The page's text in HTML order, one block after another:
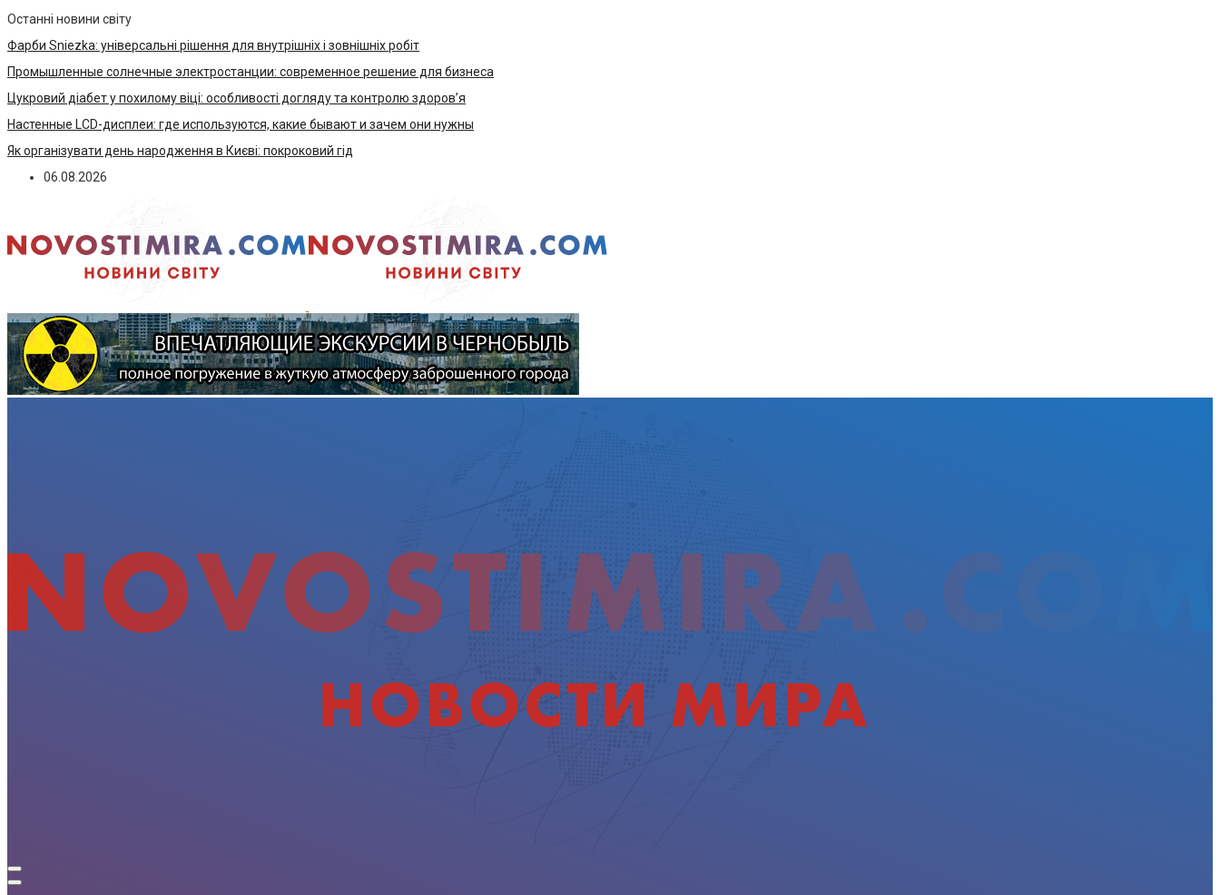
Останні новини світу
Фарби Sniezka: універсальні рішення для внутрішніх і зовнішніх робіт
Промышленные солнечные электростанции: современное решение для бизнеса
Цукровий діабет у похилому віці: особливості догляду та контролю здоров’я
Настенные LCD-дисплеи: где используются, какие бывают и зачем они нужны
Як організувати день народження в Києві: покроковий гід
06.08.2026